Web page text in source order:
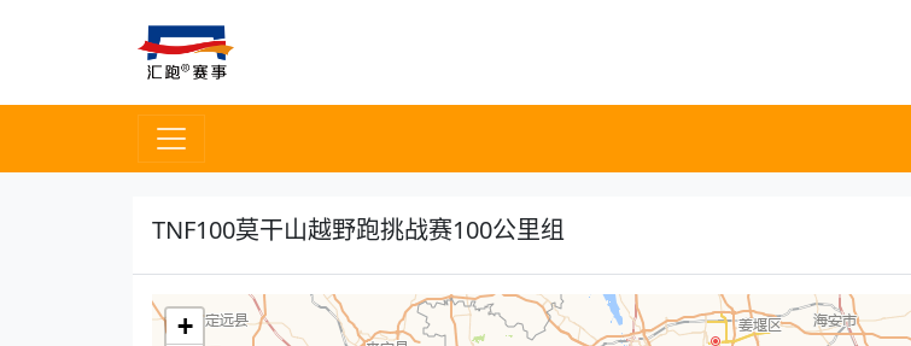
TNF100莫干山越野跑挑战赛100公里组
+